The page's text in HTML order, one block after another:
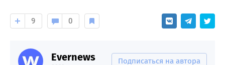
9 0
Evernews Подписаться на автора